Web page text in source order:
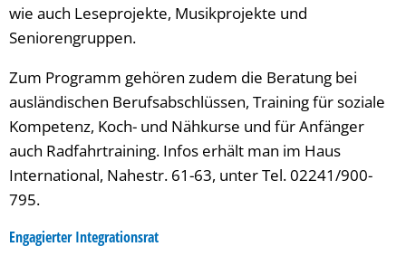
wie auch Leseprojekte, Musikprojekte und
Seniorengruppen.
Zum Programm gehören zudem die Beratung bei
ausländischen Berufsabschlüssen, Training für soziale
Kompetenz, Koch- und Nähkurse und für Anfänger
auch Radfahrtraining. Infos erhält man im Haus
International, Nahestr. 61-63, unter Tel. 02241/900-
795.
Engagierter Integrationsrat